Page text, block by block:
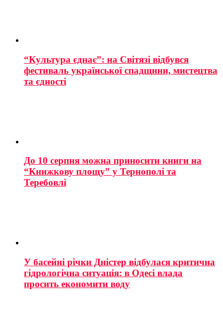
“Культура єднає”: на Світязі відбувся
фестиваль української спадщини, мистецтва
та єдності
До 10 серпня можна приносити книги на
“Книжкову площу” у Тернополі та
Теребовлі
У басейні річки Дністер відбулася критична
гідрологічна ситуація: в Одесі влада
просить економити воду